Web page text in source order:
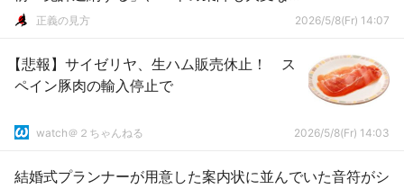
くらい足が悪い」、前日夜に飲酒（動画）
正義の見方 2026/5/8(Fr) 14:07
【悲報】サイゼリヤ、生ハム販売休止！ ス
ペイン豚肉の輸入停止で
watch＠２ちゃんねる 2026/5/8(Fr) 14:03
結婚式プランナーが用意した案内状に並んでいた音符がシ